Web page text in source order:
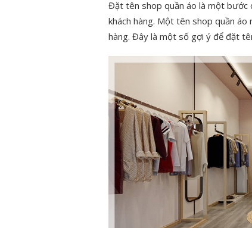
Đặt tên shop quần áo là một bước
khách hàng. Một tên shop quần
hàng. Đây là một số gợi ý để đặt